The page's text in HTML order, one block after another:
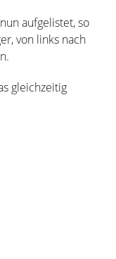
aufgelistet, so
von links nach
gleichzeitig